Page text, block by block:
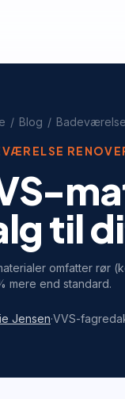
/ Blog /
til
omfatter rør
mere end standard.
Jensen·VVS-